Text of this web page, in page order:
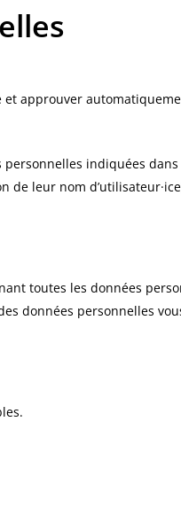
et approuver
indiquées
leur nom
toutes les données
données personnelles